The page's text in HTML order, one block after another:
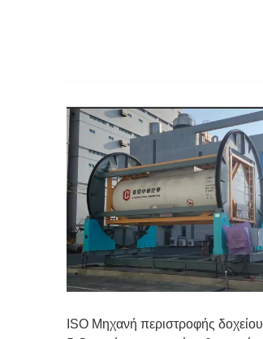
ISO Μηχανή περιστροφής δοχείου